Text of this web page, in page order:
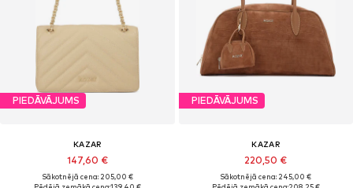
PIEDĀVĀJUMS
KAZAR
147,60 €
Sākotnējā cena: 205,00 €
PIEDĀVĀJUMS
KAZAR
220,50 €
Sākotnējā cena: 245,00 €